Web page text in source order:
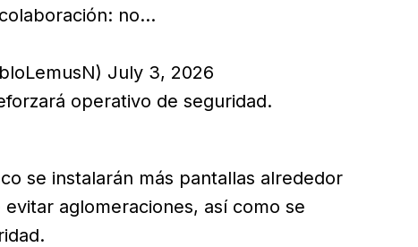
no…
July 3, 2026
operativo de seguridad.
se instalarán más pantallas alrededor
aglomeraciones, así como se